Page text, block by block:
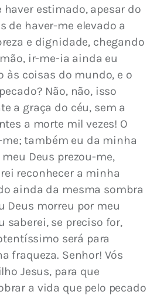
estimado, apesar do
de haver-me elevado a
e dignidade, chegando
ir-me-ia ainda eu
às coisas do mundo, e o
Não, não, isso
a graça do céu, sem a
a morte mil vezes! O
também eu da minha
Deus prezou-me,
reconhecer a minha
ainda da mesma sombra
Deus morreu por meu
saberei, se preciso for,
será para
fraqueza. Senhor! Vós
Jesus, para que
a vida que pelo pecado